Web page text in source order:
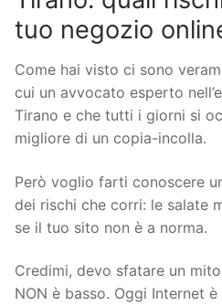
tuo negozio
Come hai visto ci sono
cui un avvocato esperto
Tirano e che tutti i giorni si
migliore di un copia-incolla.
Però voglio farti conoscere
dei rischi che corri: le salate
se il tuo sito non è a norma.
Credimi, devo sfatare un
NON è basso. Oggi Internet